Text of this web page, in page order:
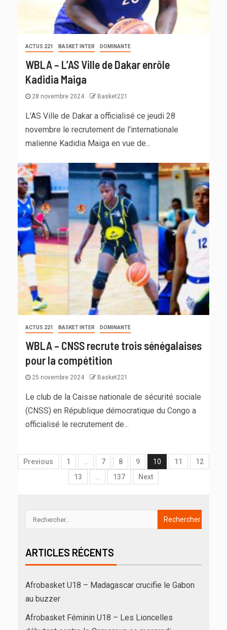
ACTUS 221 BASKET INTER DOMINANTE
WBLA – L’AS Ville de Dakar enrôle
Kadidia Maiga
28 novembre 2024 Basket221
L'AS Ville de Dakar a officialisé ce jeudi 28
novembre le recrutement de l'internationale
malienne Kadidia Maiga en vue de...
ACTUS 221 BASKET INTER DOMINANTE
WBLA – CNSS recrute trois sénégalaises
pour la compétition
25 novembre 2024 Basket221
Le club de la Caisse nationale de sécurité sociale
(CNSS) en République démocratique du Congo a
officialisé le recrutement de...
Previous 1 … 7 8 9 10 11
12
13
… 137 Next
ARTICLES RÉCENTS
Afrobasket U18 – Madagascar crucifie le Gabon
au buzzer
Afrobasket Féminin U18 – Les Lioncelles